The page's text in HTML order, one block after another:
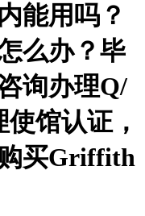
能用吗？
么办？毕
询办理Q/
使馆认证，
买Griffith